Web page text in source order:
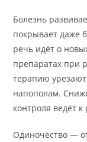
Болезнь
покрывает даже
речь идёт о
препаратах при
терапию
напополам.
контроля ведёт
Одиночество —